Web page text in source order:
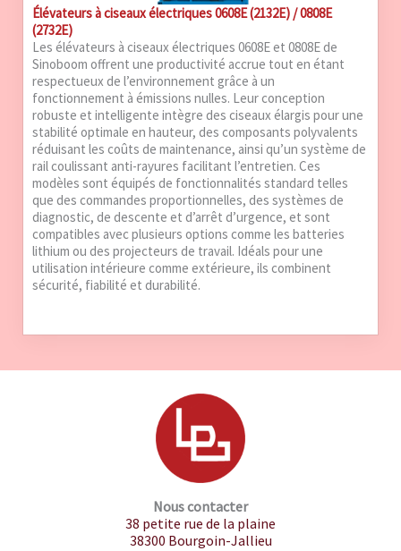
Élévateurs à ciseaux électriques 0608E (2132E) / 0808E
(2732E)
Les élévateurs à ciseaux électriques 0608E et 0808E de
Sinoboom offrent une productivité accrue tout en étant
respectueux de l’environnement grâce à un
fonctionnement à émissions nulles. Leur conception
robuste et intelligente intègre des ciseaux élargis pour une
stabilité optimale en hauteur, des composants polyvalents
réduisant les coûts de maintenance, ainsi qu’un système de
rail coulissant anti-rayures facilitant l’entretien. Ces
modèles sont équipés de fonctionnalités standard telles
que des commandes proportionnelles, des systèmes de
diagnostic, de descente et d’arrêt d’urgence, et sont
compatibles avec plusieurs options comme les batteries
lithium ou des projecteurs de travail. Idéals pour une
utilisation intérieure comme extérieure, ils combinent
sécurité, fiabilité et durabilité.
Nous contacter
38 petite rue de la plaine
38300 Bourgoin-Jallieu